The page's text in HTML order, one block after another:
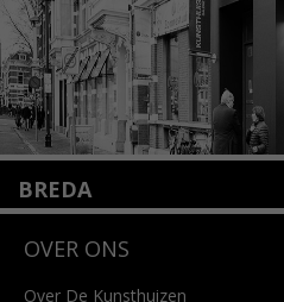
BREDA
4818 SB Breda
info@kunsthuisbreda.nl
OVER ONS
Over De Kunsthuizen